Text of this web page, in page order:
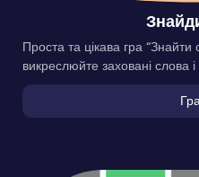
Проста та цікава гра
викреслюйте заховані слова